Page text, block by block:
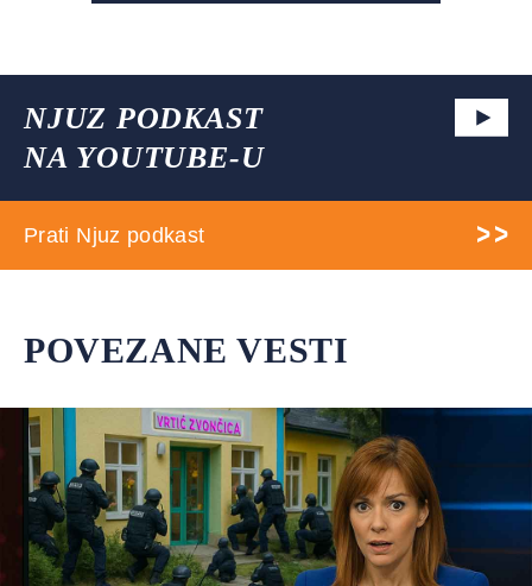
NJUZ PODKAST
NA YOUTUBE-U
Prati Njuz podkast
POVEZANE VESTI